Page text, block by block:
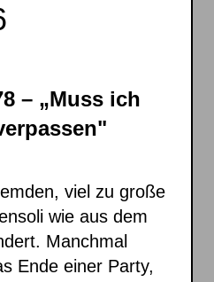
– „Muss ich
viel zu große
wie aus dem
Manchmal
Ende einer Party,